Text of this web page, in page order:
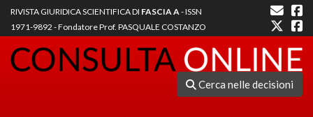
RIVISTA GIURIDICA SCIENTIFICA DI FASCIA A- ISSN
1971-9892 - Fondatore Prof. PASQUALE COSTANZO
Cerca nelle decisioni